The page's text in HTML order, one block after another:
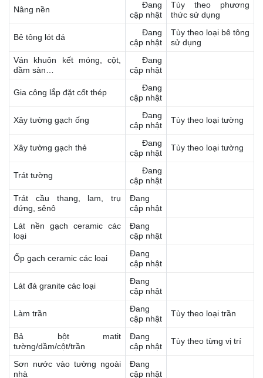
Nâng nền
Đang
cập nhật
Tùy theo phương
thức sử dụng
Bê tông lót đá
Đang
cập nhật
Tùy theo loại bê tông
sử dụng
Ván khuôn kết móng, cột,
dầm sàn…
Đang
cập nhật
Gia công lắp đặt cốt thép
Đang
cập nhật
Xây tường gạch ống
Đang
cập nhật
Tùy theo loại tường
Xây tường gạch thẻ
Đang
cập nhật
Tùy theo loại tường
Trát tường
Đang
cập nhật
Trát cầu thang, lam, trụ
đứng, sênô
Đang
cập nhật
Lát nền gạch ceramic các
loại
Đang
cập nhật
Ốp gạch ceramic các loại
Đang
cập nhật
Lát đá granite các loại
Đang
cập nhật
Làm trần
Đang
cập nhật
Tùy theo loại trần
Bả bột matit
tường/dầm/cột/trần
Đang
cập nhật
Tùy theo từng vị trí
Sơn nước vào tường ngoài
nhà
Đang
cập nhật